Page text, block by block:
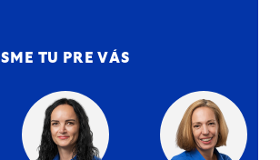
SME TU PRE VÁS